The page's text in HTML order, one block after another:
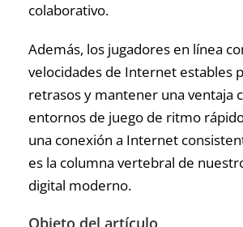
colaborativo.
Además, los jugadores en línea
velocidades de Internet estables
retrasos y mantener una ventaja
entornos de juego de ritmo
una conexión a Internet
es la columna vertebral de
digital moderno.
Objeto del artículo